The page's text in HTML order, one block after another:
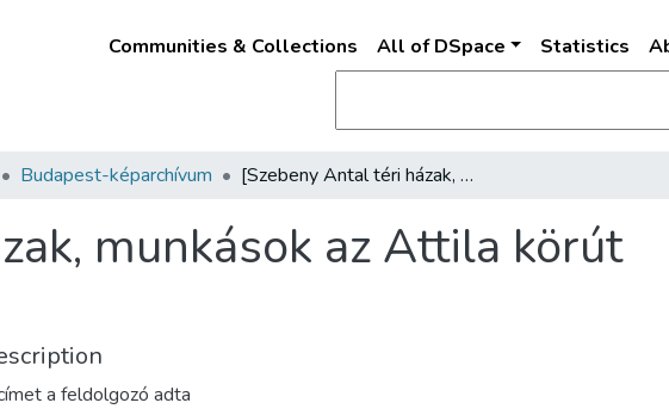
Communities & Collections All of DSpace Statistics
Budapest-képarchívum [Szebeny Antal téri házak, munkások az Attila körút építésekor]
munkások az Attila körút
a feldolgozó adta